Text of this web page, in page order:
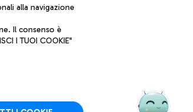
stellato
INNOVAZIONE
alla navigazione
Il consenso è
I TUOI COOKIE"